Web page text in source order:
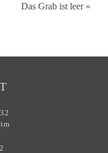
Das Grab ist leer »